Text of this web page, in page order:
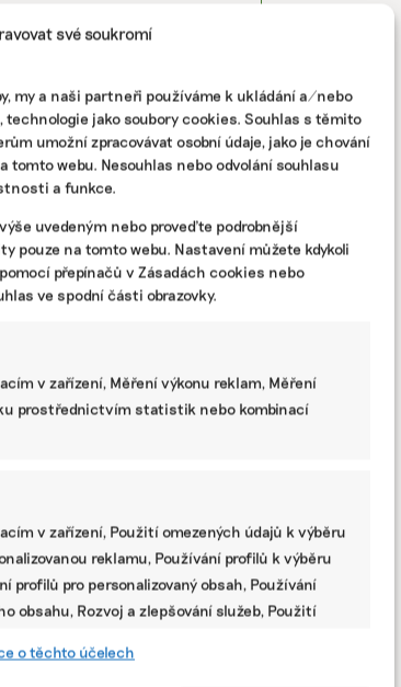
své soukromí
my a naši partneři používáme k ukládání a/nebo
jako soubory cookies. Souhlas s těmito
umožní zpracovávat osobní údaje, jako je chování
tomto webu. Nesouhlas nebo odvolání souhlasu
a funkce.
uvedeným nebo proveďte podrobnější
pouze na tomto webu. Nastavení můžete kdykoli
přepínačů v Zásadách cookies nebo
ve spodní části obrazovky.
v zařízení, Měření výkonu reklam, Měření
prostřednictvím statistik nebo kombinací
v zařízení, Použití omezených údajů k výběru
reklamu, Používání profilů k výběru
profilů pro personalizovaný obsah, Používání
obsahu, Rozvoj a zlepšování služeb, Použití
o těchto účelech
zezelenat, aby
rozhodnutí, které může
kroků v boji proti
dekádě. Kongres Spojených
se o masivní investiční
ovlivnit dosavadní
zemí k zelené
Jak a kam